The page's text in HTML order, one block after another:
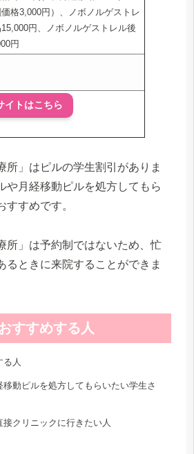
格3,000円）、ノボノルゲストレ
円、ノボノルゲストレル後
円
イトはこちら
所」はピルの学生割引がありま
や月経移動ピルを処方してもら
すすめです。
所」は予約制ではないため、忙
るときに来院することができま
すすめする人
る人
動ピルを処方してもらいたい学生さ
クリニックに行きたい人